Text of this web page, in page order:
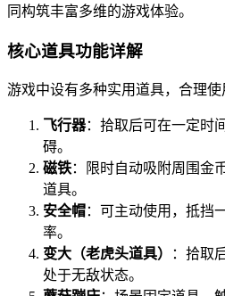
同构筑丰富多维的游戏体验。
核心道具功能详解
游戏中设有多种实用道具，合理使
飞行器：拾取后可在一定时
碍。
磁铁：限时自动吸附周围金
道具。
安全帽：可主动使用，抵挡
率。
变大（老虎头道具）
：拾取
处于无敌状态。